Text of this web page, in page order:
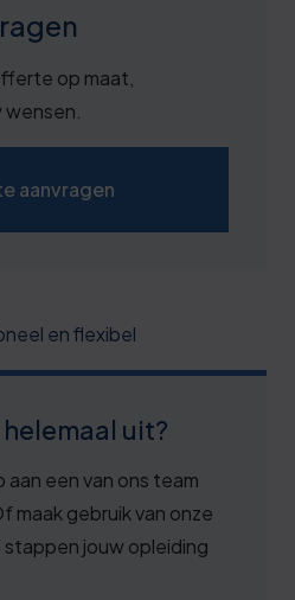
op maat,
aanvragen
en flexibel
uit?
aan een van ons team
maak gebruik van onze
stappen jouw opleiding